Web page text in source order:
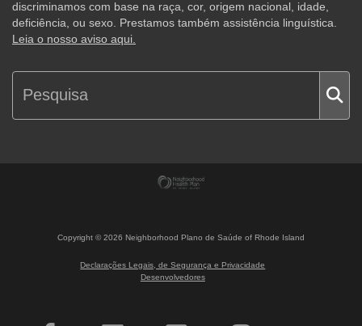
discriminamos com base na raça, cor, origem nacional, idade,
deficiência, ou sexo. Prestamos também assistência linguística.
Leia o nosso aviso aqui.
Copyright ©2026 Neighborhood Plano de Saúde of Rhode Island
Declarações Legais, de Segurança e Privacidade
Desenvolvedores